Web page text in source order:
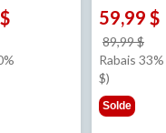
59,99 $
89,99 $
Rabais
$)
Solde